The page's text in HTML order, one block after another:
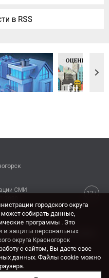
в RSS
12+
СМИ
область, г. Красногорск,
городского округа
собирать данные,
программы . Это
и защиты персональных
округа Красногорск
с сайтом, Вы даете свое
данных. Файлы cookie можно